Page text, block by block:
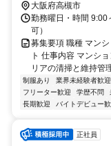
大阪府高槻市
勤務曜日・時間
可）
募集要項 職種 マン
ト 仕事内容 マンシ
リアの清掃と維持管
制服あり 業界未経験者歓迎
フリーター歓迎
学歴不問
長期歓迎
バイトデビュー
正社員